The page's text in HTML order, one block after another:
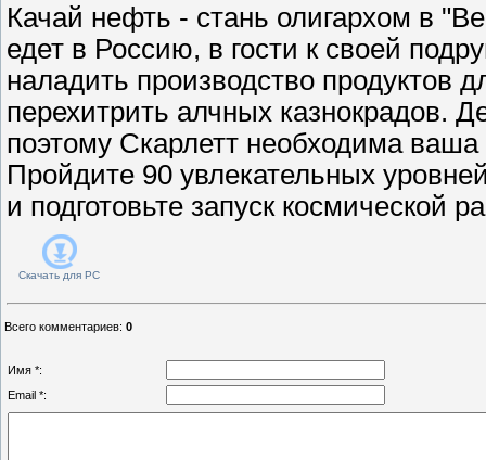
Качай нефть - стань олигархом в
едет в Россию, в гости к своей
наладить производство продуктов
перехитрить алчных казнокрадов.
поэтому Скарлетт необходима
Пройдите 90 увлекательных
и подготовьте запуск космической
Скачать для PC
Всего комментариев: 0
Имя *:
Email *: